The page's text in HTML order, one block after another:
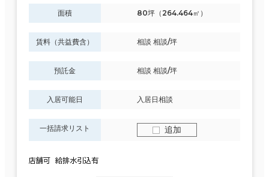
面積 80坪（264.464㎡）
賃料（共益費含） 相談 相談/坪
預託金 相談 相談/坪
入居可能日 入居日相談
一括請求リスト 追加
店舗可 給排水引込有